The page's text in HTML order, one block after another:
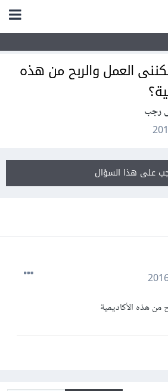
العمل والربح من هذه
رجب
على هذا السؤال
هذه الأكاديمية